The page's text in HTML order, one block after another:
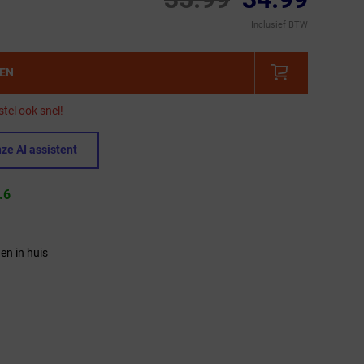
Inclusief BTW
ook snel!
AI assistent
in huis